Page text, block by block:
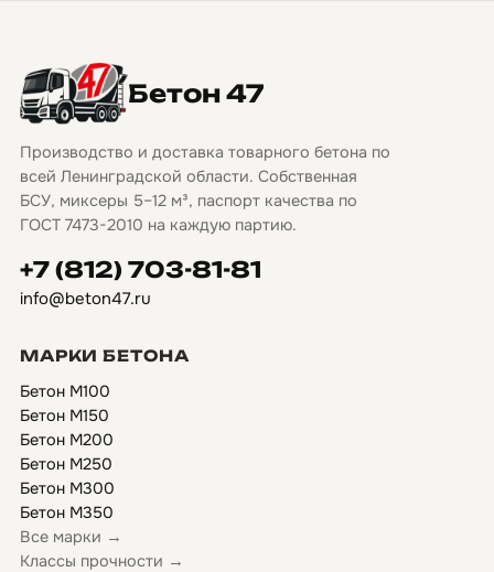
Бетон 47
Производство и доставка товарного бетона по
всей Ленинградской области. Собственная
БСУ, миксеры 5–12 м³, паспорт качества по
ГОСТ 7473-2010 на каждую партию.
+7 (812) 703-81-81
info@beton47.ru
МАРКИ БЕТОНА
Бетон М100
Бетон М150
Бетон М200
Бетон М250
Бетон М300
Бетон М350
Все марки →
Классы прочности →